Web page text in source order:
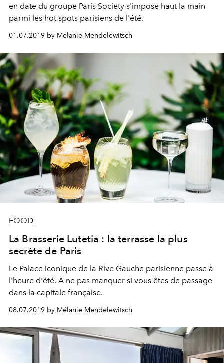
en date du groupe Paris Society s'impose haut la main
parmi les hot spots parisiens de l'été.
01.07.2019 by Melanie Mendelewitsch
FOOD
La Brasserie Lutetia : la terrasse la plus
secrète de Paris
Le Palace iconique de la Rive Gauche parisienne passe à
l'heure d'été. A ne pas manquer si vous êtes de passage
dans la capitale française.
08.07.2019 by Mélanie Mendelewitsch